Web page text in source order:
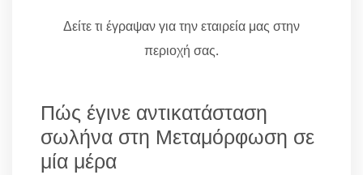
Δείτε τι έγραψαν για την εταιρεία μας στην
περιοχή σας.
Πώς έγινε αντικατάσταση
σωλήνα στη Μεταμόρφωση σε
μία μέρα